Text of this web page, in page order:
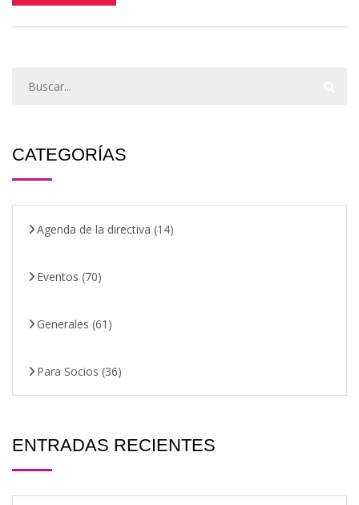
CATEGORÍAS
Agenda de la directiva (14)
Eventos (70)
Generales (61)
Para Socios (36)
ENTRADAS RECIENTES